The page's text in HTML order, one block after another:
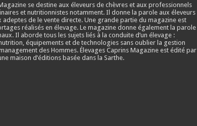
se destine aux éleveurs de chèvres et aux professionnels
et nutritionnistes notamment. Il donne la parole aux éleveurs
adeptes de le vente directe. Une grande partie du magazine est
réalisés en élevage. Le magazine donne également la parole
Il aborde tous les sujets liés à la conduite d’un élevage :
équipements et de technologies sans oublier la gestion
des Hommes. Élevages Caprins Magazine est édité par
maison d’éditions basée dans la Sarthe.